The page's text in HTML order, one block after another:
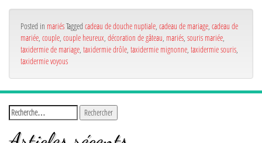
Posted in mariésTagged cadeau de douche nuptiale cadeau de mariage cadeau de
mariée couple couple heureux décoration de gâteau mariés souris mariée
taxidermie de mariage taxidermie drôle taxidermie mignonne taxidermie souris
taxidermie voyous